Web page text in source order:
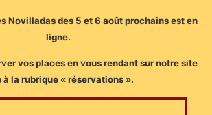
Novilladas des 5 et 6 août prochains est en
ligne.
vos places en vous rendant sur notre site
à la rubrique « réservations ».